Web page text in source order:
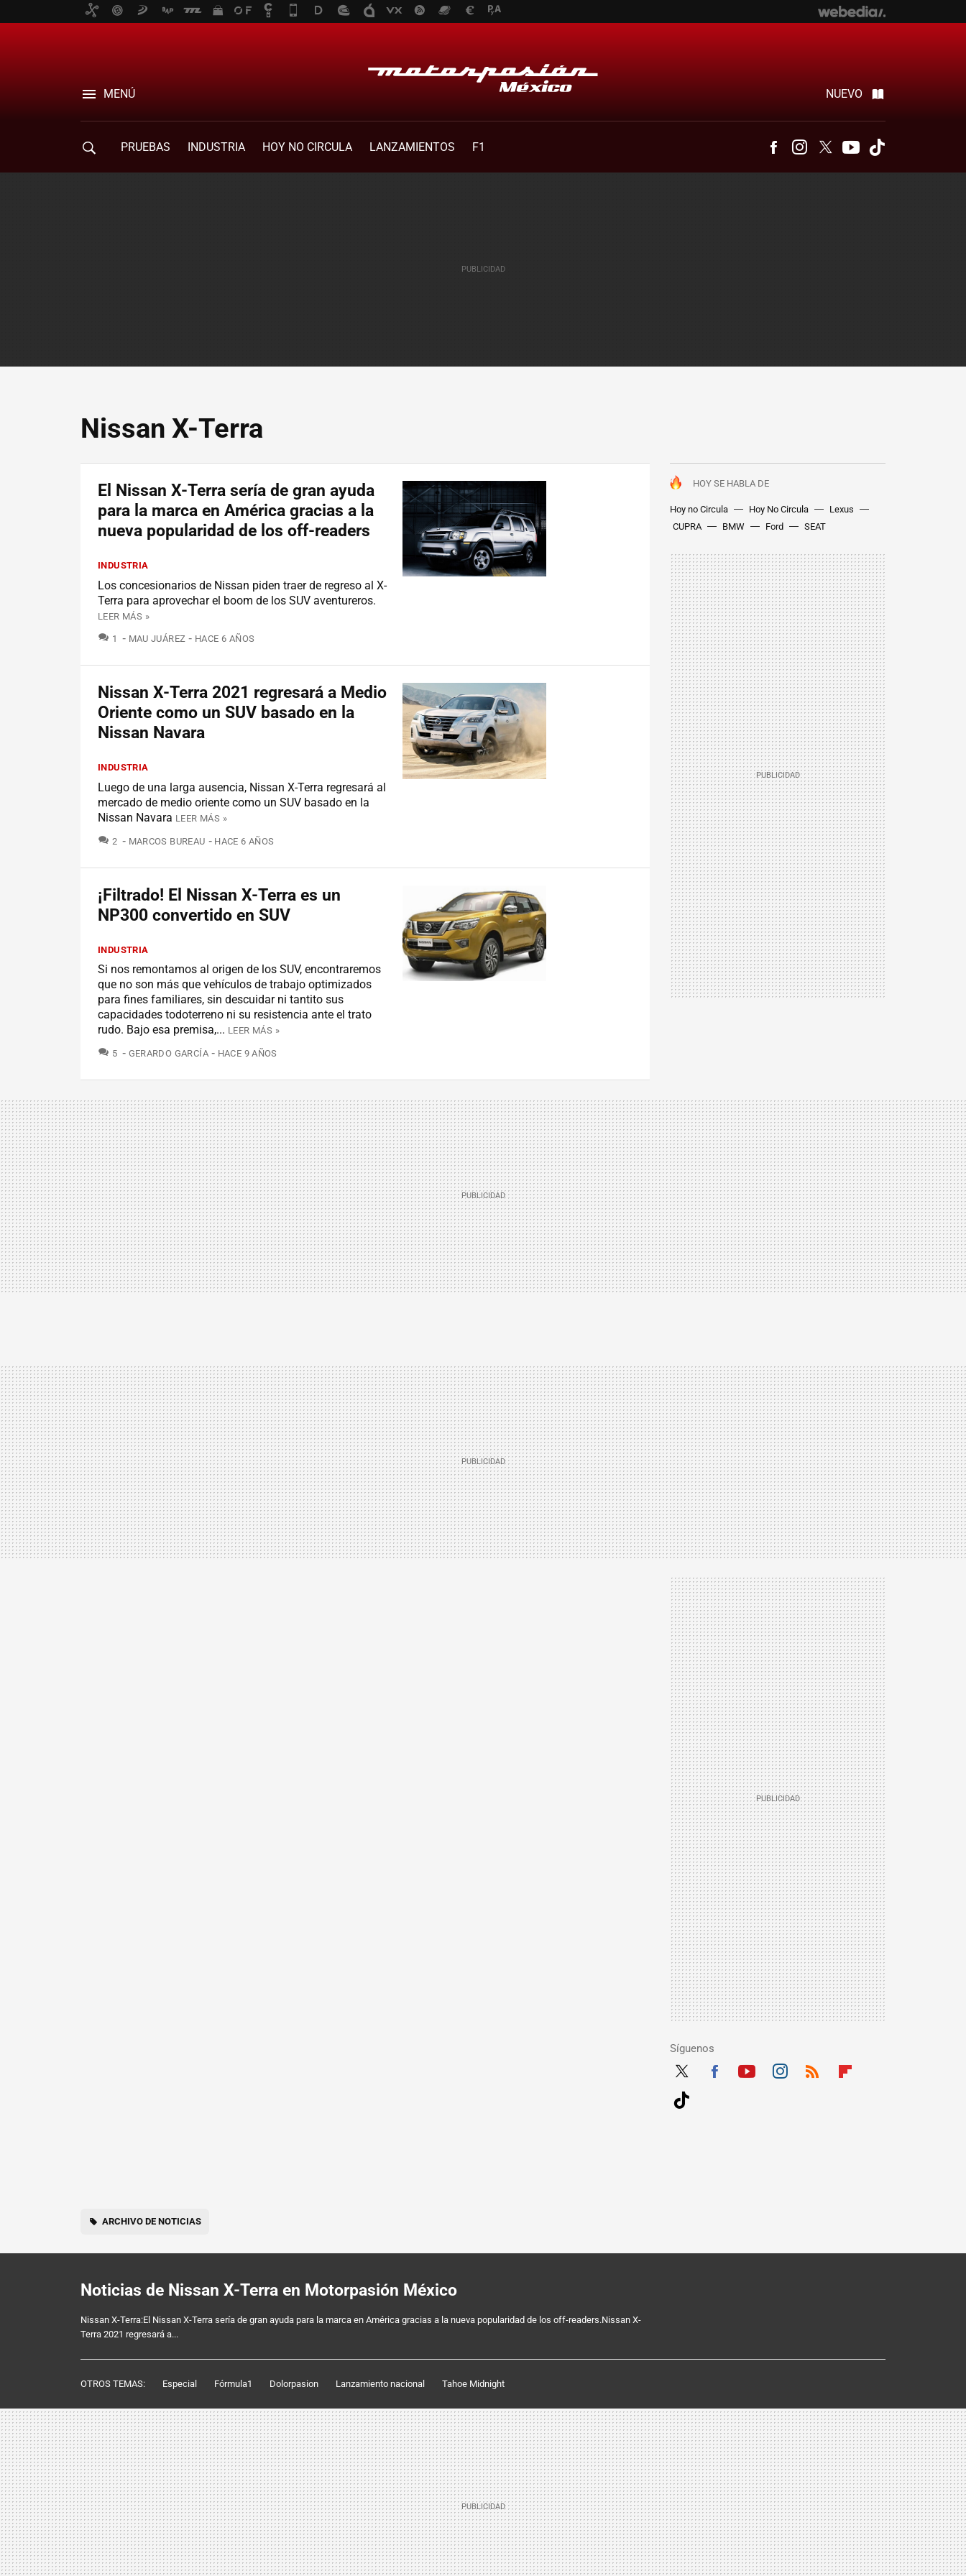
MENÚ NUEVO
PRUEBAS INDUSTRIA HOY NO CIRCULA LANZAMIENTOS F1 FacebookInstagram
Twitter Youtube
Nissan X-Terra
HOY SE HABLA DE
Hoy no Circula Hoy No Circula
Lexus
CUPRA
BMW Ford SEAT
El Nissan X-Terra sería de gran ayuda
para la marca en América gracias a la
nueva popularidad de los off-readers
INDUSTRIA
Los concesionarios de Nissan piden traer de regreso al X-
Terra para aprovechar el boom de los SUV aventureros.
LEER MÁS »
1 COMENTARIOS
MAU JUÁREZ HACE 6 AÑOS
Nissan X-Terra 2021 regresará a Medio
Oriente como un SUV basado en la
Nissan Navara
INDUSTRIA
Luego de una larga ausencia, Nissan X-Terra regresará al
mercado de medio oriente como un SUV basado en la
Nissan Navara LEER MÁS »
2 COMENTARIOS
MARCOS BUREAU HACE 6 AÑOS
¡Filtrado! El Nissan X-Terra es un
NP300 convertido en SUV
INDUSTRIA
Si nos remontamos al origen de los SUV, encontraremos
que no son más que vehículos de trabajo optimizados
para fines familiares, sin descuidar ni tantito sus
capacidades todoterreno ni su resistencia ante el trato
rudo. Bajo esa premisa,... LEER MÁS »
5 COMENTARIOS
GERARDO GARCÍA HACE 9 AÑOS
Síguenos
Twit
ARCHIVO DE NOTICIAS
Noticias de Nissan X-Terra en Motorpasión México
Nissan X-Terra:El Nissan X-Terra sería de gran ayuda para la marca en América gracias a la nueva popularidad de los off-readers.Nissan X-
Terra 2021 regresará a...
OTROS TEMAS: Especial Fórmula1 Dolorpasion Lanzamiento nacional Tahoe Midnight